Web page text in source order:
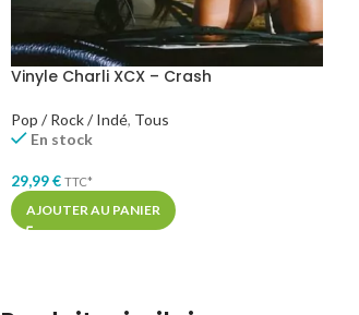
Vinyle Charli XCX – Crash
Pop / Rock / Indé, Tous
En stock
29,99€ TTC*
AJOUTER AU PANIER